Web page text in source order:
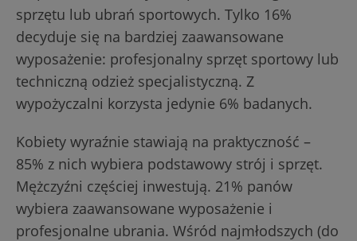
sprzętu lub ubrań sportowych. Tylko 16%
decyduje się na bardziej zaawansowane
wyposażenie: profesjonalny sprzęt sportowy lub
techniczną odzież specjalistyczną. Z
wypożyczalni korzysta jedynie 6% badanych.
Kobiety wyraźnie stawiają na praktyczność –
85% z nich wybiera podstawowy strój i sprzęt.
Mężczyźni częściej inwestują. 21% panów
wybiera zaawansowane wyposażenie i
profesjonalne ubrania. Wśród najmłodszych (do